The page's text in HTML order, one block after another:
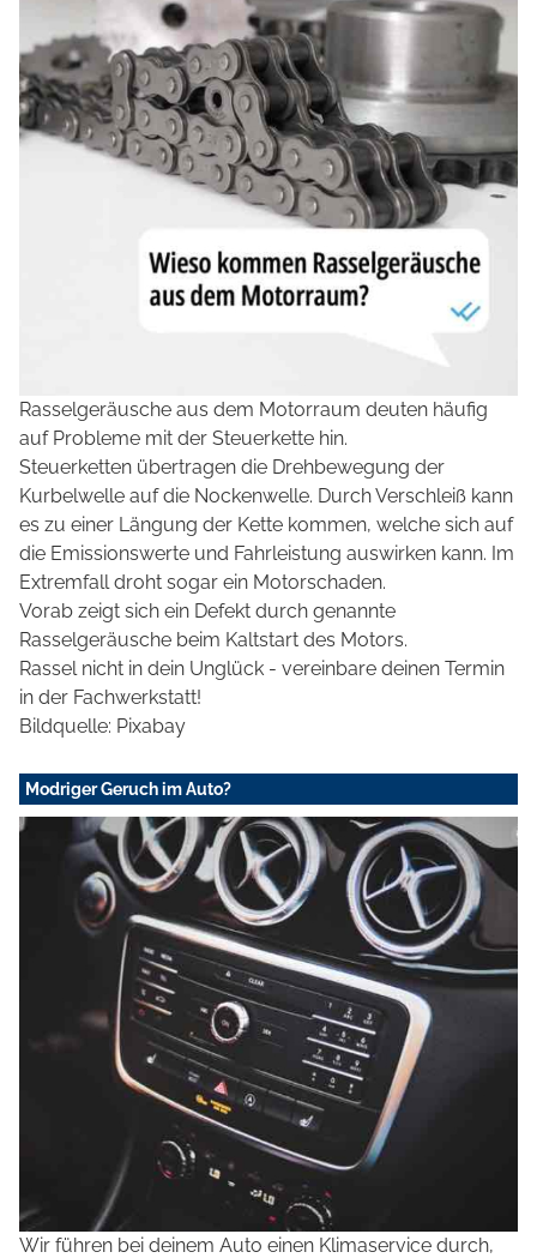
Rasselgeräusche aus dem Motorraum deuten häufig
auf Probleme mit der Steuerkette hin.
Steuerketten übertragen die Drehbewegung der
Kurbelwelle auf die Nockenwelle. Durch Verschleiß kann
es zu einer Längung der Kette kommen, welche sich auf
die Emissionswerte und Fahrleistung auswirken kann. Im
Extremfall droht sogar ein Motorschaden.
Vorab zeigt sich ein Defekt durch genannte
Rasselgeräusche beim Kaltstart des Motors.
Rassel nicht in dein Unglück - vereinbare deinen Termin
in der Fachwerkstatt!
Bildquelle: Pixabay
Modriger Geruch im Auto?
Wir führen bei deinem Auto einen Klimaservice durch,